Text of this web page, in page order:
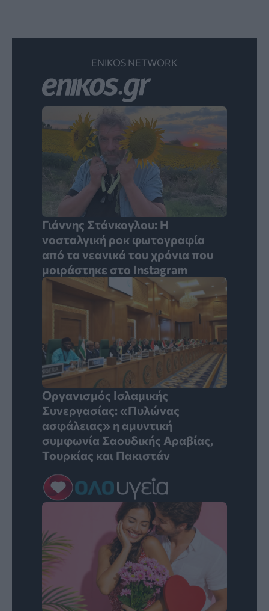
ENIKOS NETWORK
Γιάννης Στάνκογλου: Η
νοσταλγική ροκ φωτογραφία
από τα νεανικά του χρόνια που
μοιράστηκε στο Instagram
Οργανισμός Ισλαμικής
Συνεργασίας: «Πυλώνας
ασφάλειας» η αμυντική
συμφωνία Σαουδικής Αραβίας,
Τουρκίας και Πακιστάν